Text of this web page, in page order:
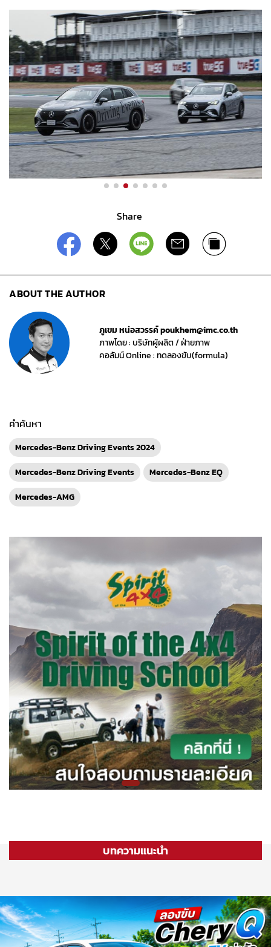
Share
ABOUT THE AUTHOR
ภูเขม หน่อสวรรค์ poukhem@imc.co.th
ภาพโดย : บริษัทผู้ผลิต / ฝ่ายภาพ
คอลัมน์ Online : ทดลองขับ(formula)
คำค้นหา
Mercedes-Benz Driving Events 2024
Mercedes-Benz Driving Events
Mercedes-Benz EQ
Mercedes-AMG
บทความแนะนำ